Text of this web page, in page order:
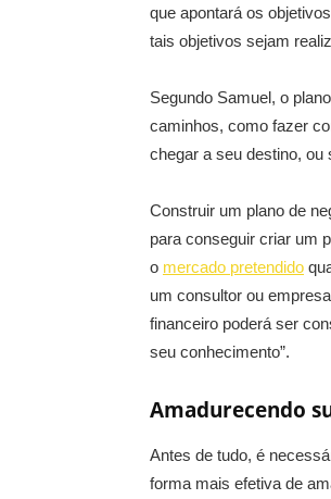
que apontará os
tais objetivos sejam
Segundo Samuel, o
caminhos, como fazer
chegar a seu destino, ou
Construir um plano de
para conseguir criar um
o mercado pretendido
um consultor ou
financeiro poderá ser
seu conhecimento”.
Amadurecendo
Antes de tudo, é
forma mais efetiva de